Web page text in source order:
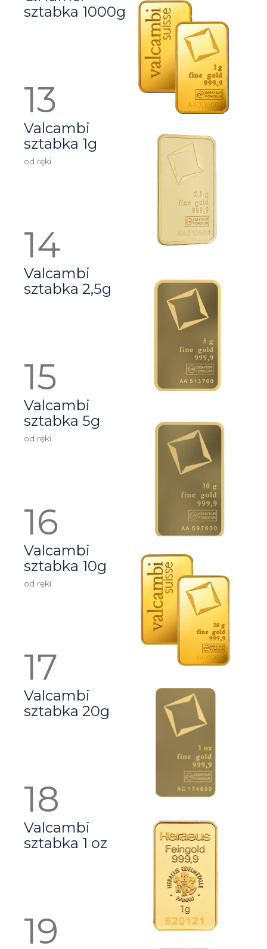
sztabka 1000g
Valcambi
sztabka 1g
od ręki
Valcambi
sztabka 2,5g
Valcambi
sztabka 5g
od ręki
Valcambi
sztabka 10g
od ręki
Valcambi
sztabka 20g
Valcambi
sztabka 1 oz